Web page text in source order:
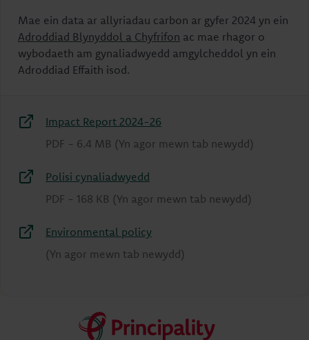
Mae ein data ar allyriadau carbon ar gyfer 2024 yn ein
Adroddiad Blynyddol a Chyfrifon ac mae rhagor o
wybodaeth am gynaliadwyedd amgylcheddol yn ein
Adroddiad Effaith isod.
Impact Report 2024-26
PDF - 6.4 MB (Yn agor mewn tab newydd)
Polisi cynaliadwyedd
PDF - 168 KB (Yn agor mewn tab newydd)
Environmental policy
(Yn agor mewn tab newydd)